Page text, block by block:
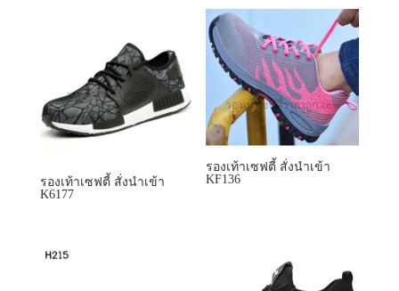
รองเท้าเซฟตี้ สั่งนำเข้า
รองเท้าเซฟตี้ สั่งนำเข้า
KF136